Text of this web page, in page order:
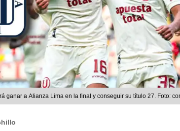
ganar a Alianza Lima en la final y conseguir su título 27. Foto: